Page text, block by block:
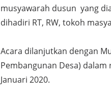
musyawarah dusun yang
dihadiri RT, RW, tokoh
Acara dilanjutkan dengan
Pembangunan Desa) dalam
Januari 2020.